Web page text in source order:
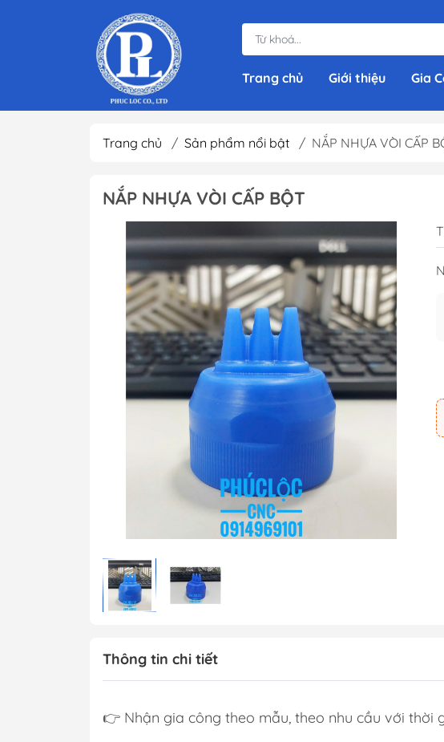
Trang chủ
Giới thiệu Gia
Trang chủ / Sản phẩm nổi bật / NẮP NHỰA VÒI CẤP
NẮP NHỰA VÒI CẤP BỘT
Thông tin chi tiết
👉 Nhận gia công theo mẫu, theo nhu cầu với thời